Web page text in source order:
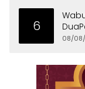
6
08/